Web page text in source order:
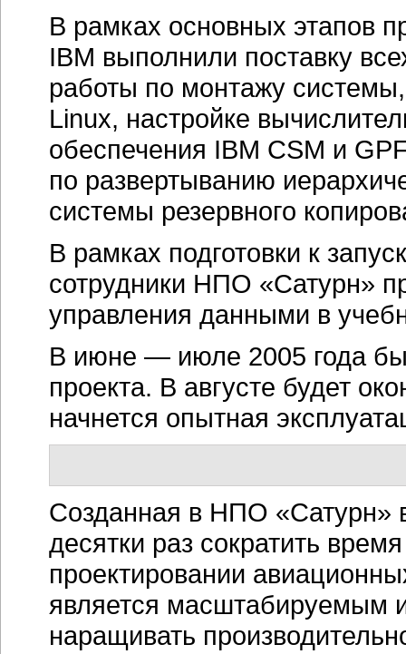
В рамках основных этапов
IBM выполнили поставку
работы по монтажу
Linux, настройке
обеспечения IBM CSM и
по развертыванию
системы резервного
В рамках подготовки к
сотрудники НПО «Сатурн»
управления данными в
В июне — июле 2005 года
проекта. В августе будет
начнется опытная
Созданная в НПО «Сатурн»
десятки раз сократить
проектировании
является масштабируемым
наращивать